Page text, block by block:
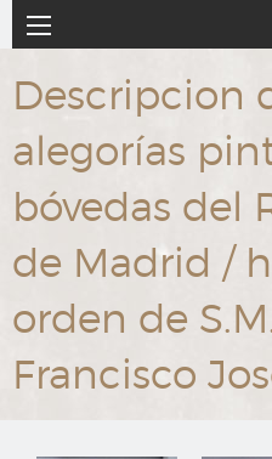
al
principal
Navegación
principal
Descripcion
alegorías
bóvedas del
de Madrid /
orden de
Francisco